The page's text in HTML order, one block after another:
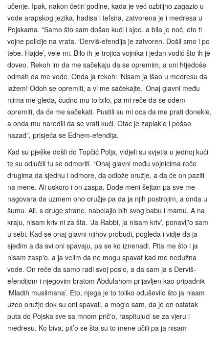
učenje. Ipak, nakon četiri godine, kada je već ozbiljno zagazio u
vode arapskog jezika, hadisa i tefsira, zatvorena je i medresa u
Pojskama. “Samo što sam došao kući i sjeo, a bila je noć, eto ti
vojne policije na vrata. ‘Derviš‑efendija je zatvoren. Došli smo i po
tebe. Hajde’, vele mi. Bilo ih je trojica vojnika i jedan vodič što ih je
doveo. Rekoh im da me sačekaju da se opremim, a oni htjedoše
odmah da me vode. Onda ja rekoh: ‘Nisam ja išao u medresu da
lažem! Odoh se opremiti, a vi me sačekajte.’ Onaj glavni među
njima me gleda, čudno mu to bilo, pa mi reče da se odem
opremiti, da će me sačekati. Pustili su mi oca da me prati donekle,
a onda mu naredili da se vrati kući. Otac je zaplak'o i pošao
nazad”, prisjeća se Edhem-efendija.
Kad su pješke došli do Topčić Polja, vidjeli su svjetla u jednoj kući
te su odlučili tu se odmoriti. “Onaj glavni među vojnicima reče
drugima da sjednu i odmore, da odlože oružje, a da će on paziti
na mene. Ali uskoro i on zaspa. Dođe meni šejtan pa sve me
nagovara da uzmem ono oružje pa da ja njih postrojim, a onda u
šumu. Ali, s druge strane, nabelajio bih svog babu i mamu. A na
kraju, nisam kriv ni za šta. ‘Ja Rabbi, ja nisam kriv’, ponavlj'o sam
u sebi. Kad se onaj glavni njihov probudi, pogleda i vidje da ja
sjedim a da svi oni spavaju, pa se ko iznenadi. Pita me što i ja
nisam zasp'o, a ja velim da ne mogu spavat kad me nedužna
vode. On reče da samo radi svoj pos'o, a da sam ja s Derviš-
efendijom i njegovim bratom Abdulahom prijavljen kao pripadnik
‘Mladih muslimana’. Eto, njega je to toliko oduševilo što ja nisam
uzeo oružje dok su oni spavali, a mog'o sam, da je on ostatak
puta do Pojska sve sa mnom prič'o, raspitujući se za vjeru i
medresu. Ko biva, pit’o se šta su to mene učili pa ja nisam